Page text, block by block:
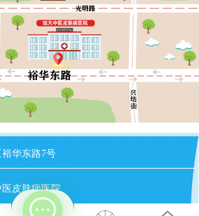
华东路7号
皮肤病医院
备2023015620号-20